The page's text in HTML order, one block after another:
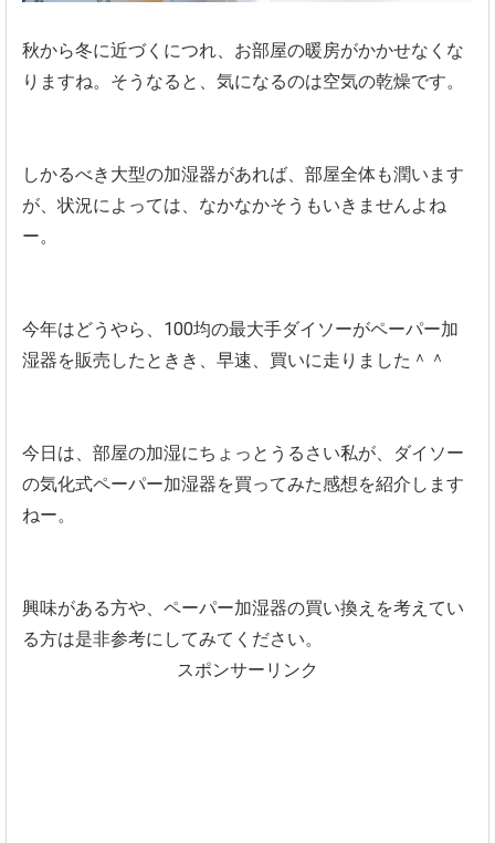
秋から冬に近づくにつれ、お部屋の暖房がかかせなくな
りますね。そうなると、気になるのは空気の乾燥です。
しかるべき大型の加湿器があれば、部屋全体も潤います
が、状況によっては、なかなかそうもいきませんよね
ー。
今年はどうやら、100均の最大手ダイソーがペーパー加
湿器を販売したときき、早速、買いに走りました＾＾
今日は、部屋の加湿にちょっとうるさい私が、ダイソー
の気化式ペーパー加湿器を買ってみた感想を紹介します
ねー。
興味がある方や、ペーパー加湿器の買い換えを考えてい
る方は是非参考にしてみてください。
スポンサーリンク